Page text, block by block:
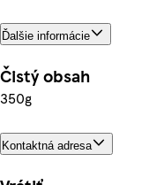
Ďalšie informácie
Čistý obsah
350g
Kontaktná adresa